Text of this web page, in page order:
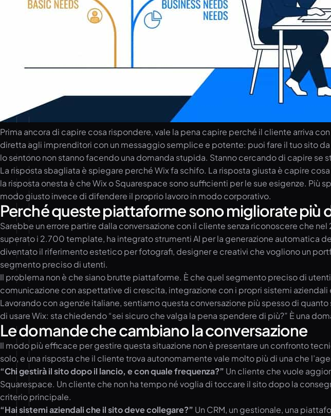
Prima ancora di capire cosa rispondere, vale la pena capire perché il cliente arriva
diretta agli imprenditori con un messaggio semplice e potente: puoi fare il tuo sito
lo sentono non stanno facendo una domanda stupida. Stanno cercando di capire se
La risposta sbagliata è spiegare perché Wix fa schifo. La risposta giusta è capire
la risposta onesta è che Wix o Squarespace sono sufficienti per le sue esigenze.
modo giusto invece di difendere il proprio lavoro in modo corporativo.
Perché queste piattaforme sono migliorate più
Sarebbe un errore partire dalla conversazione con il cliente senza riconoscere che
superato i 2.700 template, ha integrato strumenti AI per la generazione automatica
diventato il riferimento estetico per fotografi, designer e creativi che vogliono un
segmento preciso di utenti.
Il problema non è che siano brutte piattaforme. È che quel segmento preciso di
comunicazione con aspettative di crescita, integrazione con i propri sistemi
Lavorando con agenzie italiane, sentiamo questa conversazione più spesso di
di usare Wix: sta chiedendo “sei sicuro che valga la pena spendere di più?” È una
Le domande che cambiano la conversazione
Il modo più efficace per gestire questa situazione non è presentare un confronto
solo, e una risposta che il cliente trova autonomamente vale molto più di una che
“Chi gestirà il sito dopo il lancio, e con quale frequenza?” Un cliente che vuole
Squarespace. Un cliente che non ha tempo né voglia di toccare il sito dopo la
criterio principale.
“Hai sistemi aziendali che il sito deve collegare?” Un CRM, un gestionale, una